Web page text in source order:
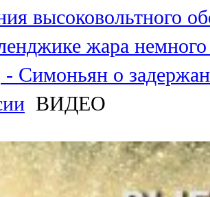
высоковольтного
жара немного
- Симоньян о
ВИДЕО